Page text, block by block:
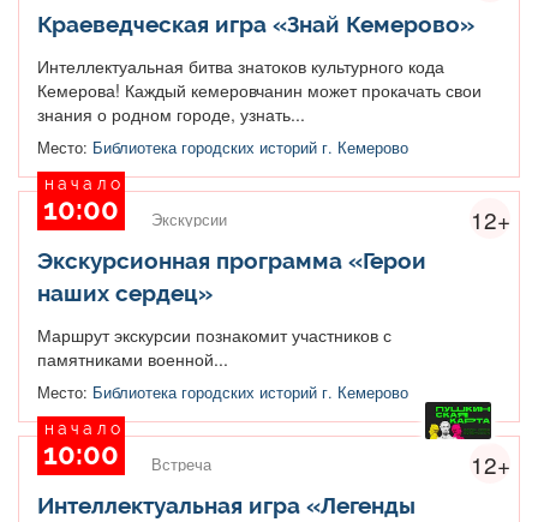
Краеведческая игра «Знай Кемерово»
Интеллектуальная битва знатоков культурного кода
Кемерова! Каждый кемеровчанин может прокачать свои
знания о родном городе, узнать...
Место: Библиотека городских историй г. Кемерово
12+
начало
10:00 Экскурсии
Экскурсионная программа «Герои
наших сердец»
Маршрут экскурсии познакомит участников с
памятниками военной...
Место: Библиотека городских историй г. Кемерово
12+
начало
10:00 Встреча
Интеллектуальная игра «Легенды